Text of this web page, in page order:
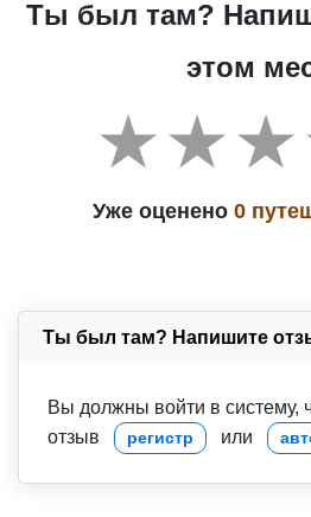
Ты был там?
этом
Уже оценено 0
Ты был там? Напишите
Вы должны войти в систему,
отзыв
регистр или